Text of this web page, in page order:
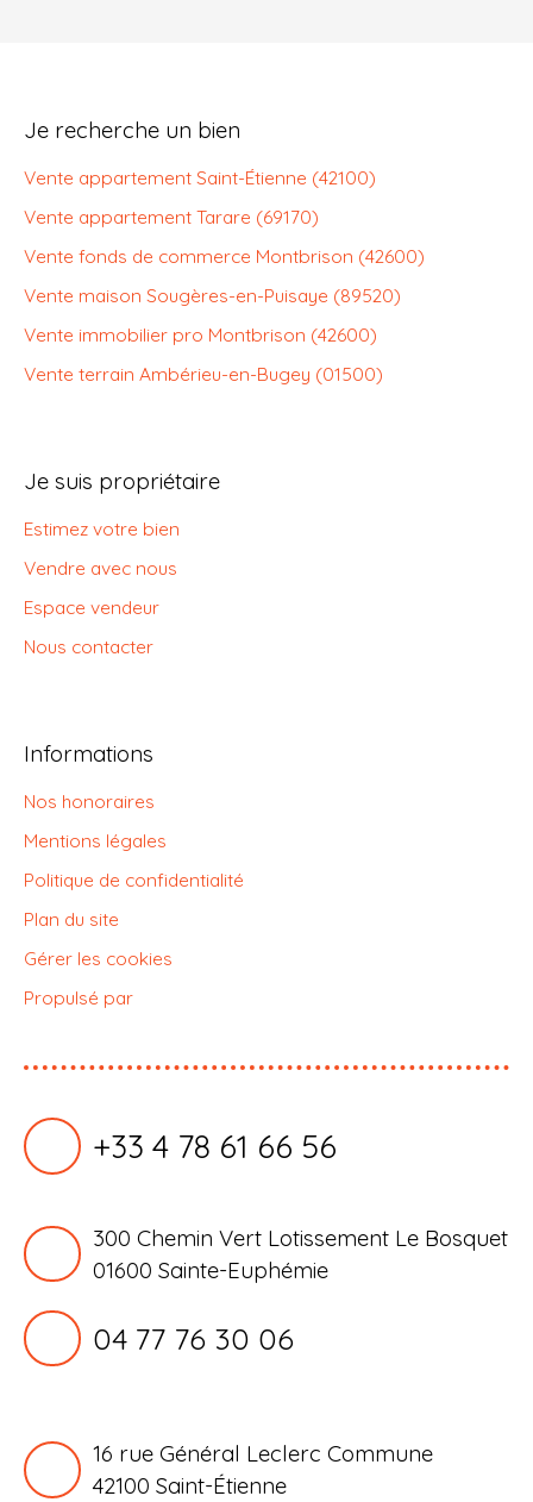
Je recherche un bien
Vente appartement Saint-Étienne (42100)
Vente appartement Tarare (69170)
Vente fonds de commerce Montbrison (42600)
Vente maison Sougères-en-Puisaye (89520)
Vente immobilier pro Montbrison (42600)
Vente terrain Ambérieu-en-Bugey (01500)
Je suis propriétaire
Estimez votre bien
Vendre avec nous
Espace vendeur
Nous contacter
Informations
Nos honoraires
Mentions légales
Politique de confidentialité
Plan du site
Gérer les cookies
Propulsé par
+33 4 78 61 66 56
300 Chemin Vert Lotissement Le Bosquet
01600 Sainte-Euphémie
04 77 76 30 06
16 rue Général Leclerc Commune
42100 Saint-Étienne